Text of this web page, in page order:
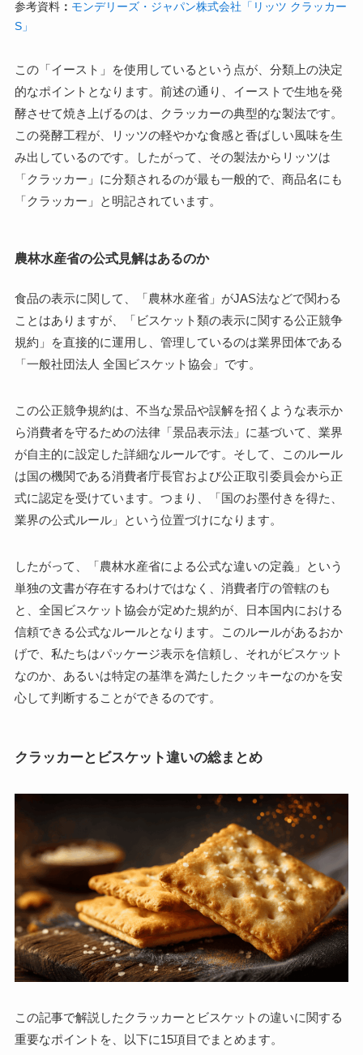
参考資料： モンデリーズ・ジャパン株式会社「リッツ クラッカー
S」
この「イースト」を使用しているという点が、分類上の決定
的なポイントとなります。前述の通り、イーストで生地を発
酵させて焼き上げるのは、クラッカーの典型的な製法です。
この発酵工程が、リッツの軽やかな食感と香ばしい風味を生
み出しているのです。したがって、その製法からリッツは
「クラッカー」に分類されるのが最も一般的で、商品名にも
「クラッカー」と明記されています。
農林水産省の公式見解はあるのか
食品の表示に関して、「農林水産省」がJAS法などで関わる
ことはありますが、「ビスケット類の表示に関する公正競争
規約」を直接的に運用し、管理しているのは業界団体である
「一般社団法人 全国ビスケット協会」です。
この公正競争規約は、不当な景品や誤解を招くような表示か
ら消費者を守るための法律「景品表示法」に基づいて、業界
が自主的に設定した詳細なルールです。そして、このルール
は国の機関である消費者庁長官および公正取引委員会から正
式に認定を受けています。つまり、「国のお墨付きを得た、
業界の公式ルール」という位置づけになります。
したがって、「農林水産省による公式な違いの定義」という
単独の文書が存在するわけではなく、消費者庁の管轄のも
と、全国ビスケット協会が定めた規約が、日本国内における
信頼できる公式なルールとなります。このルールがあるおか
げで、私たちはパッケージ表示を信頼し、それがビスケット
なのか、あるいは特定の基準を満たしたクッキーなのかを安
心して判断することができるのです。
クラッカーとビスケット違いの総まとめ
この記事で解説したクラッカーとビスケットの違いに関する
重要なポイントを、以下に15項目でまとめます。